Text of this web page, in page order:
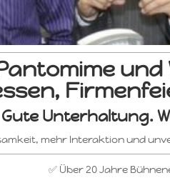
und
Gute Unterhaltung.
mehr Interaktion und
✅ Über 20 Jahre